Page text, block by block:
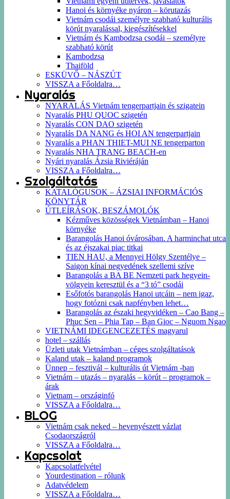
Hanoi és környéke nyáron – körutazás
Vietnám csodái személyre szabható kulturális
körút nyaralással, kiegészítésekkel
Vietnám és Kambodzsa csodái – személyre
szabható körút
Kambodzsa
Thaiföld
ESKÜVŐ – NÁSZÚT
VISSZA a Főoldalra…
Nyaralás
NYARALÁS Vietnám tengerpartjain és szigatein
Nyaralás PHU QUOC szigetén
Nyaralás CON DAO szigetén
Nyaralás DA NANG és HOI AN tengerpartjain
Nyaralás a PHAN THIET-MUI NE tengerparton
Nyaralás NHA TRANG BEACH-en
Nyári nyaralás Ázsia Riviéráján
VISSZA a Főoldalra…
Szolgáltatás
KATALÓGUSOK – ÁZSIAI INFORMÁCIÓS
KÖNYTÁR
ÚTLEÍRÁSOK, BESZÁMOLÓK
Kézműves közösségek Vietnámban – Hanoi
környéke
Barangolás Hanoi óvárosában. A harminchat utca
és az éjszakai piac titkai
TIEN HAU, a Mennyei Hölgy Szentélye –
Saigon kínai negyedének szellemi szíve
Barangolás a BA BE Nemzeti park hegyein-
völgyein keresztül és a “3 tó” csodái
Esőfotós barangolás Hanoi utcáin – nem igaz,
hogy fotózni csak napfényben lehet…
Barangolás az északi hegyvidéken – Cao Bang –
Phuc Sen – Phia Tap – Ban Gioc – Nguom Ngao
VIETNÁMI IDEGENCEZETÉS magyarul
hotel – szállás
Üzleti utak Vietnámban – céges szolgáltatások
Kaland utak – kaland programok
Ünnep – fesztivál – kulturális út Vietnám -ban
Vietnám – utazás – nyaralás – körút – programok –
árak
Vietnam – országinfó
VISSZA a Főoldalra…
BLOG
Vietnám csak neked – hevenyészett vázlat
Csodaországról
VISSZA a Főoldalra…
Kapcsolat
Kapcsolatfelvétel
Yourdestination – rólunk
Adatvédelem
VISSZA a Főoldalra…